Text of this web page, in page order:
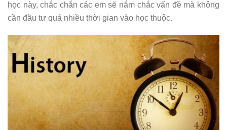
học này, chắc chắn các em sẽ nắm chắc vấn đề mà không
cần đầu tư quá nhiều thời gian vào học thuộc.